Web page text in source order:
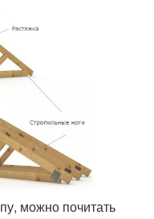
можно почитать